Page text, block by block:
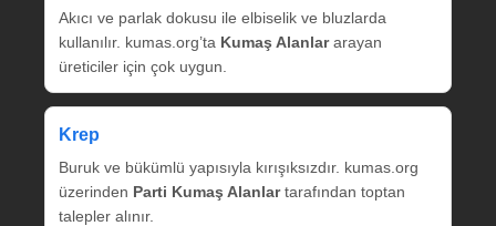
Akıcı ve parlak dokusu ile elbiselik ve bluzlarda
kullanılır. kumas.org’ta Kumaş Alanlararayan
üreticiler için çok uygun.
Krep
Buruk ve bükümlü yapısıyla kırışıksızdır. kumas.org
üzerinden Parti Kumaş Alanlartarafından toptan
talepler alınır.